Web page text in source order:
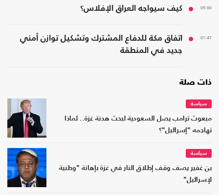
05:00 كيف سيواجه العراق الإفلاس؟
01:47
اتفاق مكة للدفاع المشترك وتشكيل توازن أمني
جديد في المنطقة
ذات صلة
سياسة
مبعوث ترامب يصل السعودية لبحث هدنة غزة.. لماذا
تهاجمه "إسرائيل"؟
سياسة
بن غفير يصف وقف إطلاق النار في غزة بإهانة "وطنية
لإسرائيل"